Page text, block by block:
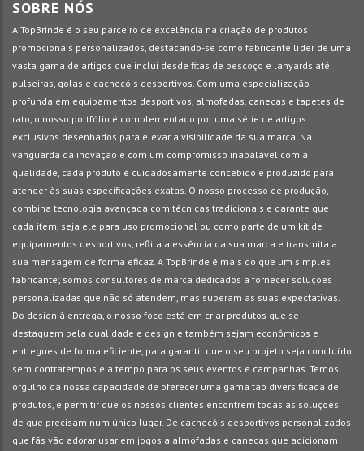
SOBRE NÓS
A TopBrinde é o seu parceiro de excelência na criação de produtos
promocionais personalizados, destacando-se como fabricante líder de uma
vasta gama de artigos que inclui desde fitas de pescoço e lanyards até
pulseiras, golas e cachecóis desportivos. Com uma especialização
profunda em equipamentos desportivos, almofadas, canecas e tapetes de
rato, o nosso portfólio é complementado por uma série de artigos
exclusivos desenhados para elevar a visibilidade da sua marca. Na
vanguarda da inovação e com um compromisso inabalável com a
qualidade, cada produto é cuidadosamente concebido e produzido para
atender às suas especificações exatas. O nosso processo de produção,
combina tecnologia avançada com técnicas tradicionais e garante que
cada item, seja ele para uso promocional ou como parte de um kit de
equipamentos desportivos, reflita a essência da sua marca e transmita a
sua mensagem de forma eficaz. A TopBrinde é mais do que um simples
fabricante; somos consultores de marca dedicados a fornecer soluções
personalizadas que não só atendem, mas superam as suas expectativas.
Do design à entrega, o nosso foco está em criar produtos que se
destaquem pela qualidade e design e também sejam econômicos e
entregues de forma eficiente, para garantir que o seu projeto seja concluído
sem contratempos e a tempo para os seus eventos e campanhas. Temos
orgulho da nossa capacidade de oferecer uma gama tão diversificada de
produtos, e permitir que os nossos clientes encontrem todas as soluções
de que precisam num único lugar. De cachecóis desportivos personalizados
que fãs vão adorar usar em jogos a almofadas e canecas que adicionam